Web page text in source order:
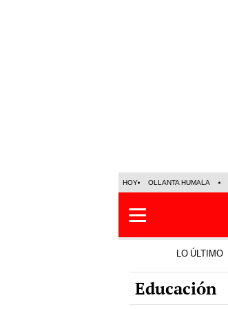
HOY OLLANTA HUMALA
LO ÚLTIMO
Educación